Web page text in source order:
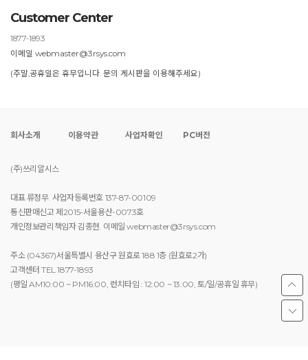
Customer Center
1877-1893
이메일 webmaster@3rsys.com
(주말,공휴일은 휴무입니다. 문의 게시판을 이용해주세요)
회사소개 이용약관 사업자확인 PC버전
(주)쓰리알시스
대표 류정무. 사업자등록번호 137-87-00109
통신판매신고 제2015-서울용산-0073호
개인정보관리책임자 김종현. 이메일 webmaster@3rsys.com
주소 (04367)서울특별시 용산구 원효로 188 1층 (원효로2가)
고객센터 TEL 1877-1893
(평일 AM10:00 ~ PM16:00, 런치타임 : 12:00 ~ 13:00, 토/일/공휴일 휴무)